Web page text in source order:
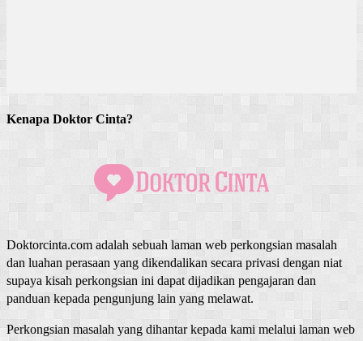
Kenapa Doktor Cinta?
Doktorcinta.com adalah sebuah laman web perkongsian masalah
dan luahan perasaan yang dikendalikan secara privasi dengan niat
supaya kisah perkongsian ini dapat dijadikan pengajaran dan
panduan kepada pengunjung lain yang melawat.
Perkongsian masalah yang dihantar kepada kami melalui laman web